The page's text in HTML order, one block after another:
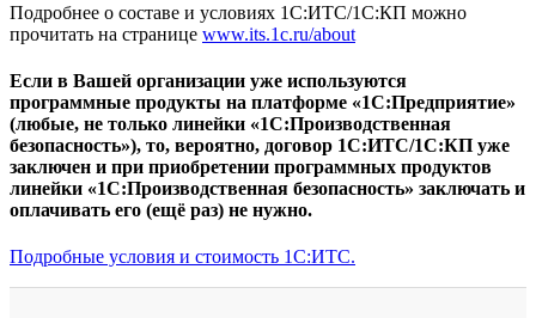
Подробнее о составе и условиях 1С:ИТС/1С:КП можно
прочитать на странице www.its.1c.ru/about
Если в Вашей организации уже используются
программные продукты на платформе «1С:Предприятие»
(любые, не только линейки «1С:Производственная
безопасность»), то, вероятно, договор 1С:ИТС/1С:КП уже
заключен и при приобретении программных продуктов
линейки «1С:Производственная безопасность» заключать и
оплачивать его (ещё раз) не нужно.
Подробные условия и стоимость 1С:ИТС.